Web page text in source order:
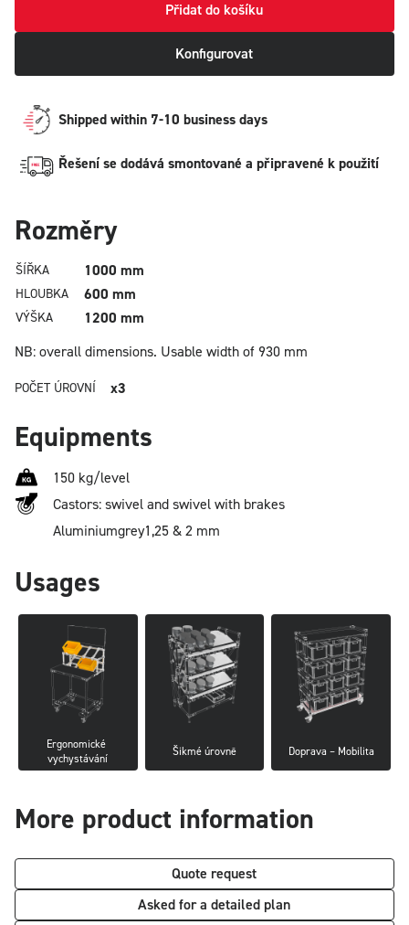
Přidat do košíku
Konfigurovat
Shipped within 7-10 business days
Řešení se dodává smontované a připravené k použití
Rozměry
ŠÍŘKA 1000 mm
HLOUBKA 600 mm
VÝŠKA
1200 mm
NB: overall dimensions. Usable width of 930 mm
POČET ÚROVNÍ x3
Equipments
150 kg/level
Castors: swivel and swivel with brakes
Aluminiumgrey1,25 & 2 mm
Usages
Ergonomické
vychystávání
Šikmé úrovně Doprava – Mobilita
More product information
Quote request
Asked for a detailed plan